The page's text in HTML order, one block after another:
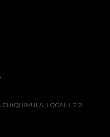
CHIQUIMULA, LOCAL L 212,